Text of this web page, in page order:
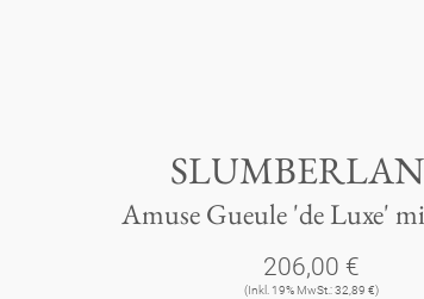
Amuse Gueule 'de Luxe'
206,00 €
(Inkl. 19% MwSt.: 32,89 €)